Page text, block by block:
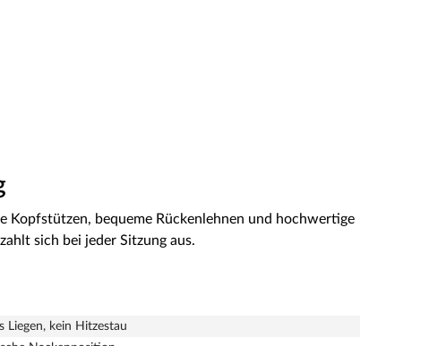
Kopfstützen, bequeme Rückenlehnen und hochwertige
sich bei jeder Sitzung aus.
Liegen, kein Hitzestau